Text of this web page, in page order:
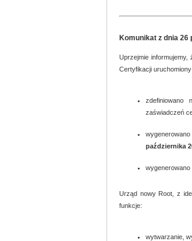
Komunikat z dnia 26
Uprzejmie
Certyfikacji
zdefiniowano
zaświadczeń
października
wygenerowano
Urząd nowy Root, z
funkcje:
wytwarzanie,